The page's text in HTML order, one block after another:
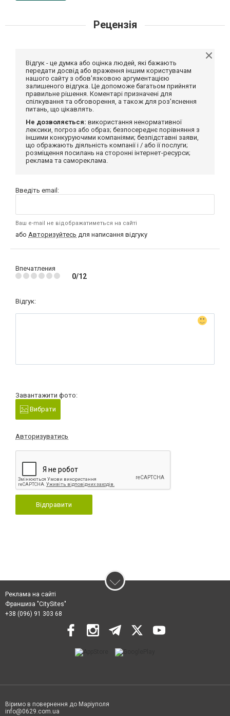
Рецензія
Відгук - це думка або оцінка людей, які бажають
передати досвід або враження іншим користувачам
нашого сайту з обов'язковою аргументацією
залишеного відгука. Це допоможе багатьом прийняти
правильне рішення. Коментарі призначені для
спілкування та обговорення, а також для роз'яснення
питань, що цікавлять.
Не дозволяється: використання ненормативної
лексики, погроз або образ; безпосереднє порівняння з
іншими конкуруючими компаніями; безпідставні заяви,
що ображають діяльність компанії і / або її послуги;
розміщення посилань на сторонні інтернет-ресурси;
реклама та самореклама.
Введіть email:
Ваш e-mail не відображатиметься на сайті
або Авторизуйтесь для написання відгуку
Впечатления
0/12
Відгук:
Завантажити фото:
Вибрати
Авторизуватись
Відправити
Реклама на сайті
Франшиза "CitySites"
+38 (096) 91 303 68
Віримо в повернення до Маріуполя
info@0629.com.ua